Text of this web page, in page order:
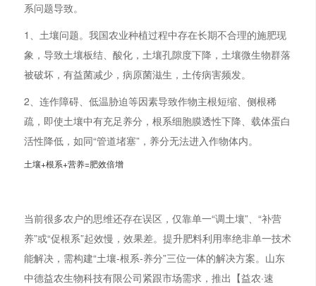
系问题导致。
1、土壤问题。我国农业种植过程中存在长期不合理的施肥现
象，导致土壤板结、酸化，土壤孔隙度下降，土壤微生物群落
被破坏，有益菌减少，病原菌滋生，土传病害频发。
2、连作障碍、低温胁迫等因素导致作物主根短缩、侧根稀
疏，即使土壤中有充足养分，根系细胞膜透性下降、载体蛋白
活性降低，如同“管道堵塞”，养分无法进入作物体内。
土壤+根系+营养=肥效倍增
当前很多农户的思维还存在误区，仅靠单一“调土壤”、“补营
养”或“促根系”起效慢，效果差。提升肥料利用率绝非单一技术
能解决，需构建“土壤-根系-养分”三位一体的解决方案。山东
中德益农生物科技有限公司紧跟市场需求，推出【益农·速